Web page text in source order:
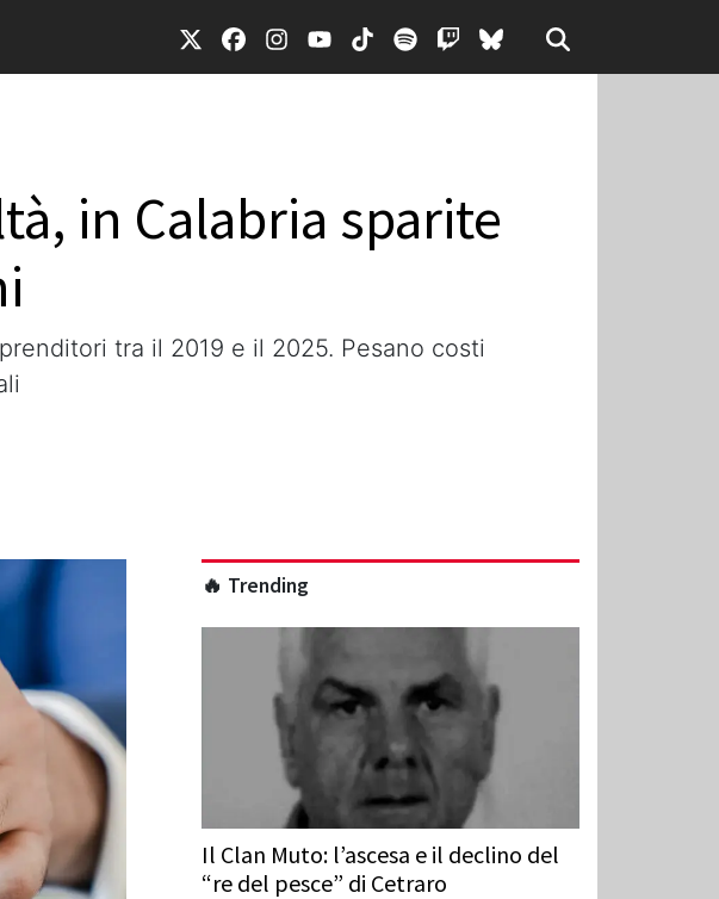
in Calabria sparite
tra il 2019 e il 2025. Pesano costi
🔥 Trending
Il Clan Muto: l’ascesa e il declino del
“re del pesce” di Cetraro